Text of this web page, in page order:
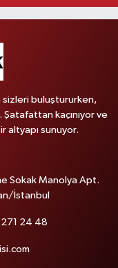
sizleri buluştururken,
kaçınıyor ve
altyapı sunuyor.
Sokak Manolya Apt.
İstanbul
24 48